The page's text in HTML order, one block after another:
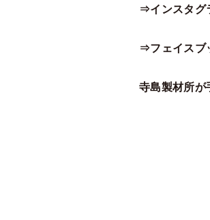
⇒インスタグ
⇒フェイスブ
寺島製材所が